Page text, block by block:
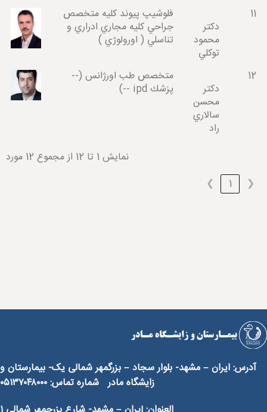
11
دكتر
محمود
توكلي
فلوشيپ پيوند كليه متخصص
جراحي كليه مجاري ادراري و
تناسلي ( اورولوژي )
12
دكتر
محسن
سالاري
راد
متخصص طب اورژانس (--
پزشك ipd --)
نمایش 1 تا 12 از مجموع 12 مورد
❮
1
❯
آدرس: ایران – مشهد- بلوار سجاد – بزرگمهر شمالی یک- بیمارستان و
زایشگاه مادر شماره تماس:۰۵۱۳۷۰۴۸۰۰۰